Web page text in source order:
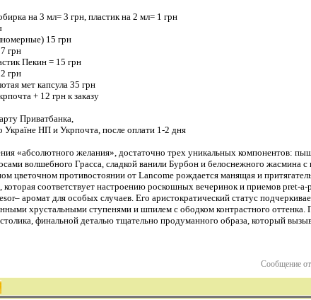
на 3 мл= 3 грн, пластик на 2 мл= 1 грн
15 грн
грн
Пекин = 15 грн
грн
мет капсула 35 грн
+ 12 грн к заказу
Приватбанка,
Україне НП и Укрпочта, после оплати 1-2 дня
«абсолютного желания», достаточно трех уникальных компонентов:
волшебного Грасса, сладкой ванили Бурбон и белоснежного жасмина
цветочном противостоянии от Lancome рождается манящая и
которая соответствует настроению роскошных вечеринок и приемов pret-a-
аромат для особых случаев. Его аристократический статус
хрустальными ступенями и шпилем с ободком контрастного
финальной деталью тщательно продуманного образа, который
Сообщение